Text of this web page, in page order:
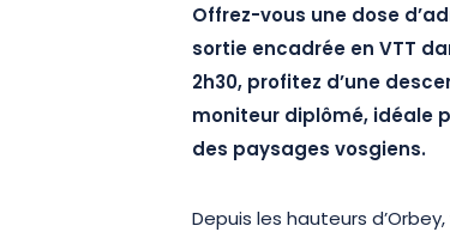
Offrez-vous une dose
sortie encadrée en VTT
2h30, profitez d’une
moniteur diplômé, idéale
des paysages vosgiens.
Depuis les hauteurs